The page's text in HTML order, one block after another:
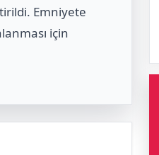
Emniyete
için